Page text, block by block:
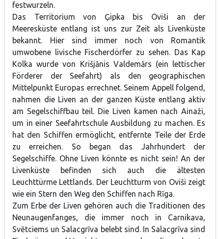
festwurzeln.
Das Territorium von Ģipka bis Oviši an der
Meeresküste entlang ist uns zur Zeit als Livenküste
bekannt. Hier sind immer noch von Romantik
umwobene livische Fischerdörfer zu sehen. Das Kap
Kolka wurde von Krišjānis Valdemārs (ein lettischer
Förderer der Seefahrt) als den geographischen
Mittelpunkt Europas errechnet. Seinem Appell folgend,
nahmen die Liven an der ganzen Küste entlang aktiv
am Segelschiffbau teil. Die Liven kamen nach Ainaži,
um in einer Seefahrtschule Ausbildung zu machen. Es
hat den Schiffen ermöglicht, entfernte Teile der Erde
zu erreichen. So began das Jahrhundert der
Segelschiffe. Ohne Liven könnte es nicht sein! An der
Livenküste befinden sich auch die ältesten
Leuchttürme Lettlands. Der Leuchtturm von Oviši zeigt
wie ein Stern den Weg den Schiffen nach Rīga.
Zum Erbe der Liven gehören auch die Traditionen des
Neunaugenfanges, die immer noch in Carnikava,
Svētciems un Salacgrīva belebt sind. In Salacgrīva sind